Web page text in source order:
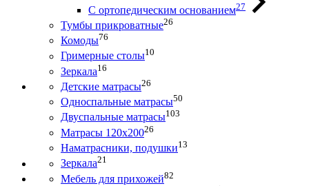
С ортопедическим основанием27
Тумбы прикроватные26
Комоды76
Гримерные столы10
Зеркала16
Детские матрасы26
Односпальные матрасы50
Двуспальные матрасы103
Матрасы 120х20026
Наматрасники, подушки13
Зеркала21
Мебель для прихожей82